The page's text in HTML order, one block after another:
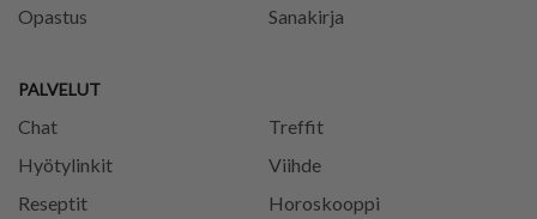
Opastus
PALVELUT
Chat
Treffit
Hyötylinkit
Viihde
Reseptit
Horoskooppi
Sanakirja